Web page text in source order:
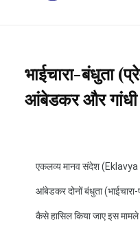
भाईचारा-बंधुता
आंबेडकर और
एकलव्य मानव संदेश
आंबेडकर दोनों बंधुता
कैसे हासिल किया जाए इस मामले